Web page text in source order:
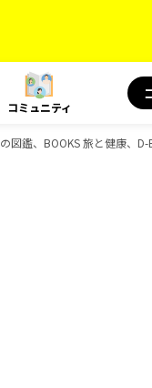
コミュニティ
鑑、BOOKS 旅と健康、D-